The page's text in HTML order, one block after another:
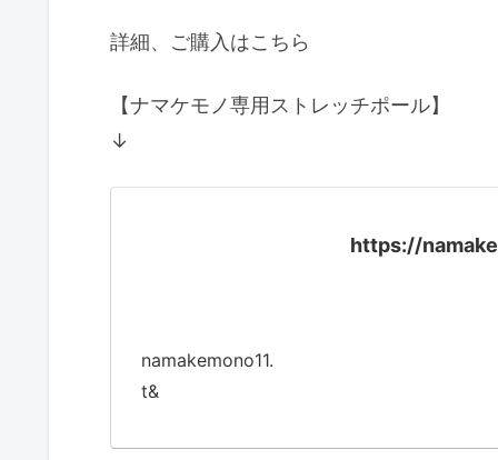
詳細、ご購入はこちら
【ナマケモノ専用ストレッチポール】
↓
https://
namakemono11.
t&